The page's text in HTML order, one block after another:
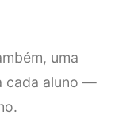
uma
cada aluno —